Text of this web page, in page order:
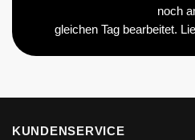
noch
gleichen Tag bearbeitet.
KUNDENSERVICE